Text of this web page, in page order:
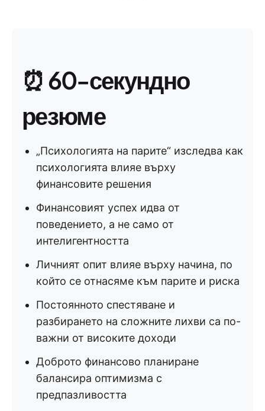
⏰ 60-секундно
резюме
„Психологията на парите“ изследва как
психологията влияе върху
финансовите решения
Финансовият успех идва от
поведението, а не само от
интелигентността
Личният опит влияе върху начина, по
който се отнасяме към парите и риска
Постоянното спестяване и
разбирането на сложните лихви са по-
важни от високите доходи
Доброто финансово планиране
балансира оптимизма с
предпазливостта